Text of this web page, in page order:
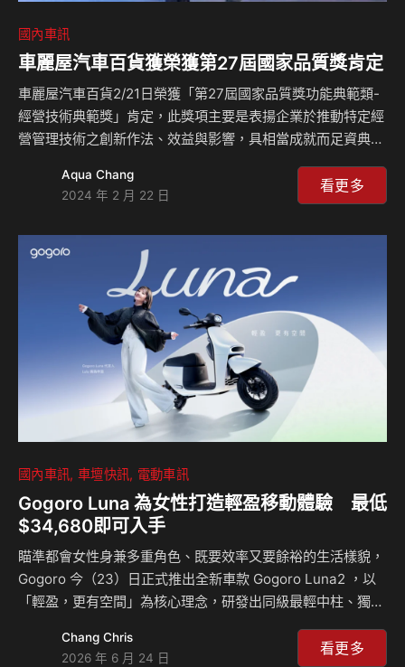
國內車訊
車麗屋汽車百貨獲榮獲第27屆國家品質獎肯定
車麗屋汽車百貨2/21日榮獲「第27屆國家品質獎功能典範類-
經營技術典範獎」肯定，此獎項主要是表揚企業於推動特定經
營管理技術之創新作法、效益與影響，具相當成就而足資典範
年來，積極開創汽車百貨業的全新生態，建立完善品質管理體
系，整合實體店面與網路銷售，並導入AI智能客服，以提升服
獲取國家品質獎殊榮視為事業經營有成的尊榮象徵，非常榮幸
能獲得本屆獎項，將不斷提升品質效率及擴大市場，展現經營
價值！ 車麗屋創辦以來對於品質的堅持，不但透過品牌的英
文名稱Car Quality宣示，更由導入ISO 9…
Aqua Chang
2024 年 2 月 22 日
看更多
國內車訊 車壇快訊 電動車訊
Gogoro Luna 為女性打造輕盈移動體驗 最低
$34,680即可入手
瞄準都會女性身兼多重角色、既要效率又要餘裕的生活樣貌，
Gogoro 今（23）日正式推出全新車款 Gogoro Luna2 ，以
「輕盈，更有空間」為核心理念，研發出同級最輕中柱、獨家
的生活中，享受更從容自在的移動體驗。同時，Gogoro 宣布
Chang Chris
2026 年 6 月 24 日
看更多